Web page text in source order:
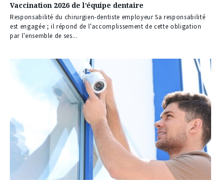
Vaccination 2026 de l’équipe dentaire
Responsabilité du chirurgien-dentiste employeur Sa responsabilité
est engagée ; il répond de l’accomplissement de cette obligation
par l’ensemble de ses...